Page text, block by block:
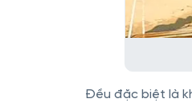
Đều đặc biệt là